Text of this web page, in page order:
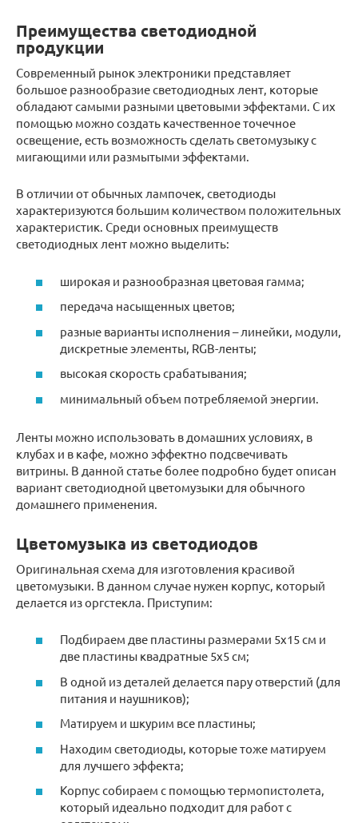
Преимущества светодиодной
продукции
Современный рынок электроники представляет
большое разнообразие светодиодных лент, которые
обладают самыми разными цветовыми эффектами. С их
помощью можно создать качественное точечное
освещение, есть возможность сделать светомузыку с
мигающими или размытыми эффектами.
В отличии от обычных лампочек, светодиоды
характеризуются большим количеством положительных
характеристик. Среди основных преимуществ
светодиодных лент можно выделить:
широкая и разнообразная цветовая гамма;
передача насыщенных цветов;
разные варианты исполнения – линейки, модули,
дискретные элементы, RGB-ленты;
высокая скорость срабатывания;
минимальный объем потребляемой энергии.
Ленты можно использовать в домашних условиях, в
клубах и в кафе, можно эффектно подсвечивать
витрины. В данной статье более подробно будет описан
вариант светодиодной цветомузыки для обычного
домашнего применения.
Цветомузыка из светодиодов
Оригинальная схема для изготовления красивой
цветомузыки. В данном случае нужен корпус, который
делается из оргстекла. Приступим:
Подбираем две пластины размерами 5х15 см и
две пластины квадратные 5х5 см;
В одной из деталей делается пару отверстий (для
питания и наушников);
Матируем и шкурим все пластины;
Находим светодиоды, которые тоже матируем
для лучшего эффекта;
Корпус собираем с помощью термопистолета,
который идеально подходит для работ с